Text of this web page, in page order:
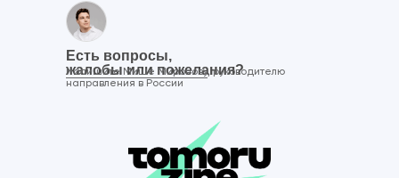
Есть вопросы,
жалобы или пожелания?
Напишите Мише Миронову, руководителю
направления в России